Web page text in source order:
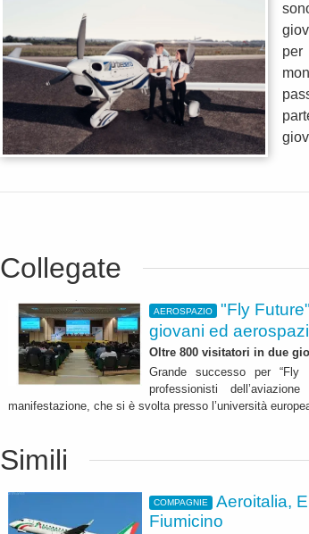
per
Collegate
AEROSPAZIO
"Fly
giovani ed
Oltre 800 visitatori in due
Grande successo per “Fly
professionisti
manifestazione, che si è svolta presso l’università
Simili
COMPAGNIE
Aeroitalia,
Fiumicino